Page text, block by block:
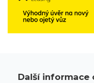
Další informace